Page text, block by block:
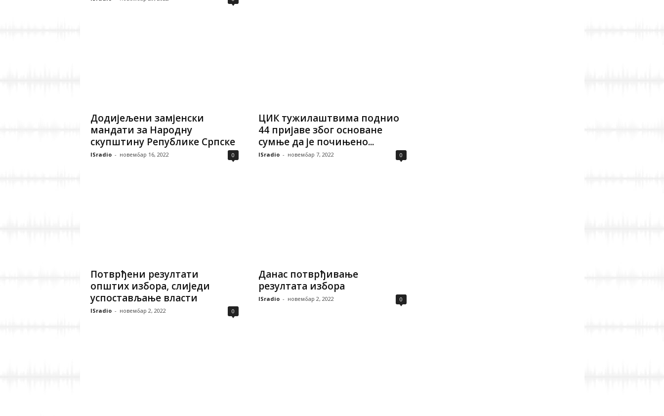
Додијељени замјенски
мандати за Народну
скупштину Републике Српске
ISradio - новембар 16, 2022 0
ЦИК тужилаштвима поднио
44 пријаве због основане
сумње да је почињено...
ISradio - новембар 7, 2022 0
Потврђени резултати
општих избора, слиједи
успостављање власти
ISradio - новембар 2, 2022 0
Данас потврђивање
резултата избора
ISradio - новембар 2, 2022 0